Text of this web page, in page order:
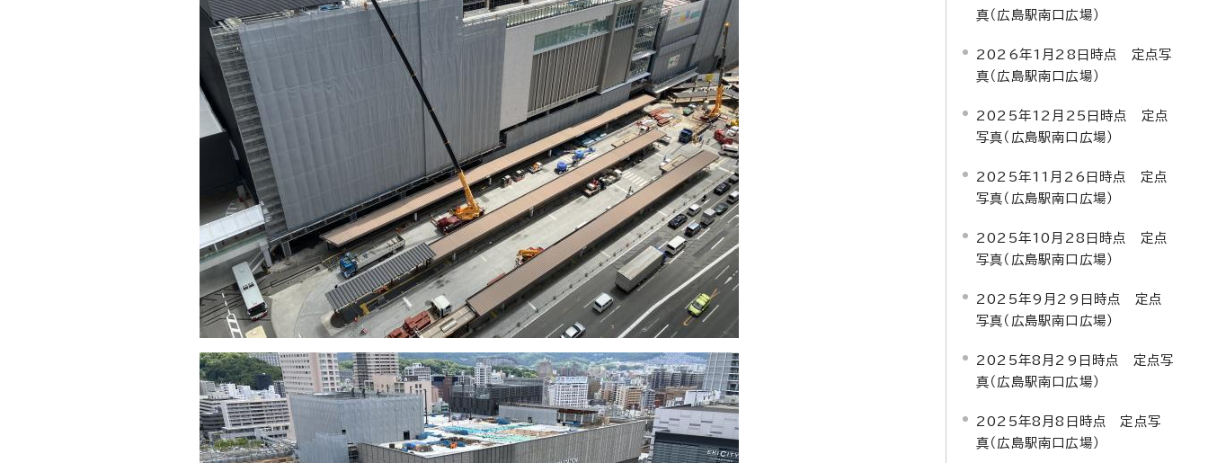
真（広島駅南口広場）
2026年1月28日時点 定点写
真（広島駅南口広場）
2025年12月25日時点 定点
写真（広島駅南口広場）
2025年11月26日時点 定点
写真（広島駅南口広場）
2025年10月28日時点 定点
写真（広島駅南口広場）
2025年9月29日時点 定点
写真（広島駅南口広場）
2025年8月29日時点 定点写
真（広島駅南口広場）
2025年8月8日時点 定点写
真（広島駅南口広場）